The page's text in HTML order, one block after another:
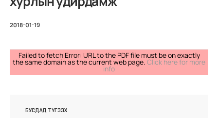
2018-01-19
Failed to fetch Error: URL to the PDF file must be on exactly
the same domain as the current web page. Click here for more
info
БУСДАД ТҮГЭЭХ